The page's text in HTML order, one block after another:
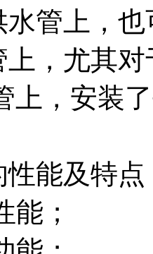
水管上，
上，尤其
上，安装
能及特点
；